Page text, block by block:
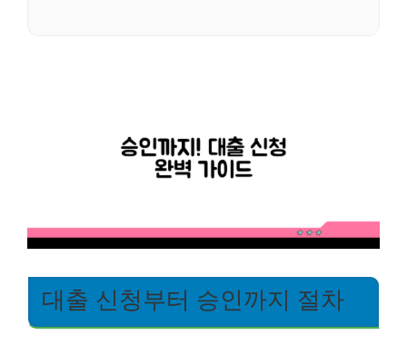
대출 신청부터 승인까지 절차